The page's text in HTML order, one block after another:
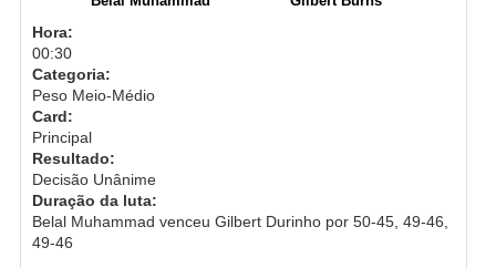
Hora:
00:30
Categoria:
Peso Meio-Médio
Card:
Principal
Resultado:
Decisão Unânime
Duração da luta:
Belal Muhammad venceu Gilbert Durinho por 50-45, 49-46,
49-46